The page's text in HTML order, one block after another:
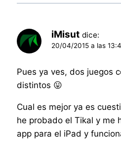
iMisut dice:
20/04/2015 a las
Pues ya ves, dos juegos
distintos 😛
Cual es mejor ya es
he probado el Tikal y me
app para el iPad y